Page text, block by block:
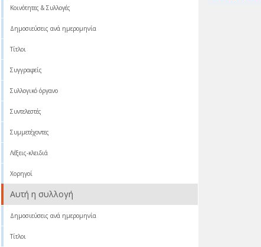
Κοινότητες & Συλλογές
Δημοσιεύσεις ανά ημερομηνία
Τίτλοι
Συγγραφείς
Συλλογικό όργανο
Συντελεστές
Συμμετέχοντες
Λέξεις-κλειδιά
Χορηγοί
Αυτή η συλλογή
Δημοσιεύσεις ανά ημερομηνία
Τίτλοι